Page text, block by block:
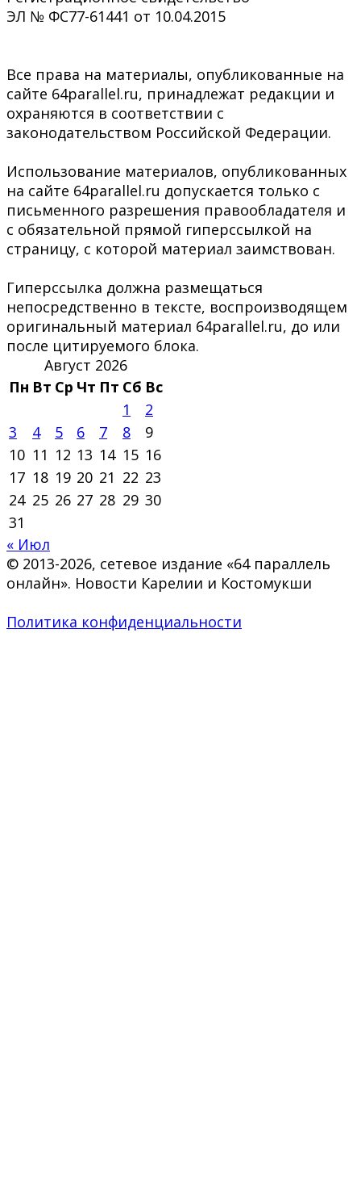
ЭЛ № ФС77-61441 от 10.04.2015
Все права на материалы, опубликованные на
сайте 64parallel.ru, принадлежат редакции и
охраняются в соответствии с
законодательством Российской Федерации.
Использование материалов, опубликованных
на сайте 64parallel.ru допускается только с
письменного разрешения правообладателя и
с обязательной прямой гиперссылкой на
страницу, с которой материал заимствован.
Гиперссылка должна размещаться
непосредственно в тексте, воспроизводящем
оригинальный материал 64parallel.ru, до или
после цитируемого блока.
Август 2026
Пн Вт Ср Чт Пт Сб Вс
1
2
3
4 5 6 7 8
9
10 11 12 13 14 15 16
17 18 19 20 21 22 23
24 25 26 27 28 29 30
31
« Июл
© 2013-2026, сетевое издание «64 параллель
онлайн». Новости Карелии и Костомукши
Политика конфиденциальности